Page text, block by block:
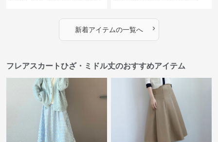
新着アイテムの一覧へ ›
フレアスカートひざ・ミドル丈のおすすめアイテム